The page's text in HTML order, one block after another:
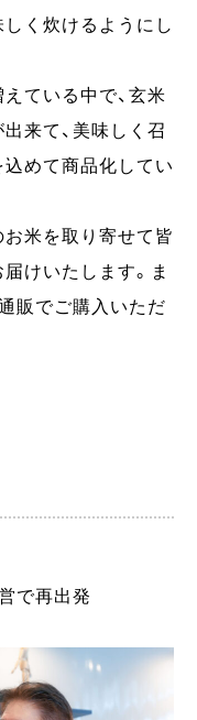
く炊けるようにし
ている中で、玄米
来て、美味しく召
めて商品化してい
米を取り寄せて皆
けいたします。ま
販でご購入いただ
で再出発